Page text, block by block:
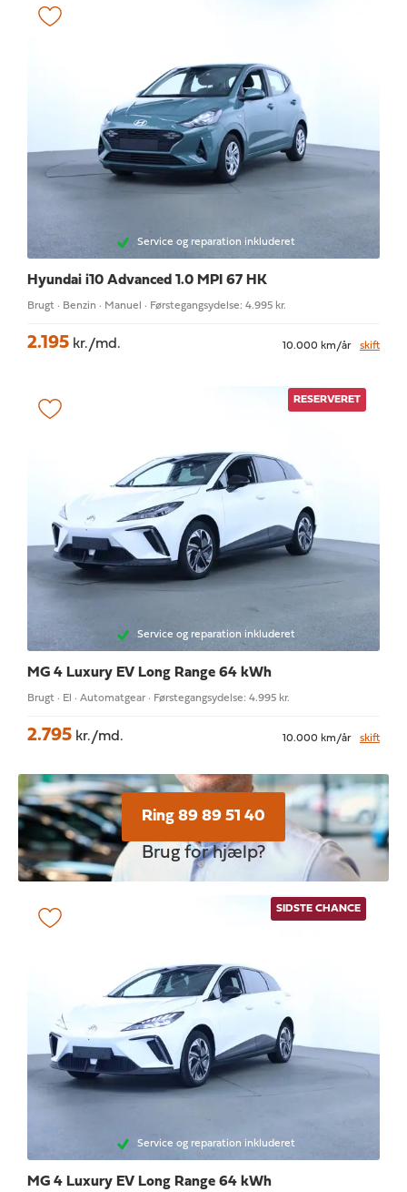
Service og reparation inkluderet
Hyundai i10 Advanced 1.0 MPI 67 HK
Brugt · Benzin · Manuel · Førstegangsydelse: 4.995 kr.
2.195 kr./md. 10.000 km/år skift
RESERVERET
Service og reparation inkluderet
MG 4 Luxury EV Long Range 64 kWh
Brugt · El · Automatgear · Førstegangsydelse: 4.995 kr.
2.795 kr./md. 10.000 km/år skift
Ring 89 89 51 40
Brug for hjælp?
SIDSTE CHANCE
Service og reparation inkluderet
MG 4 Luxury EV Long Range 64 kWh